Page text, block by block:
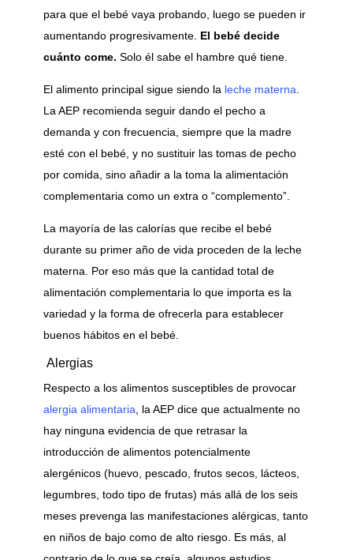
para que el bebé vaya probando, luego se pueden ir
aumentando progresivamente. El bebé decide
cuánto come. Solo él sabe el hambre qué tiene.
El alimento principal sigue siendo la leche materna
La AEP recomienda seguir dando el pecho a
demanda y con frecuencia, siempre que la madre
esté con el bebé, y no sustituir las tomas de pecho
por comida, sino añadir a la toma la alimentación
complementaria como un extra o “complemento”.
La mayoría de las calorías que recibe el bebé
durante su primer año de vida proceden de la leche
materna. Por eso más que la cantidad total de
alimentación complementaria lo que importa es la
variedad y la forma de ofrecerla para establecer
buenos hábitos en el bebé.
Alergias
Respecto a los alimentos susceptibles de provocar
alergia alimentaria , la AEP dice que actualmente no
hay ninguna evidencia de que retrasar la
introducción de alimentos potencialmente
alergénicos (huevo, pescado, frutos secos, lácteos,
legumbres, todo tipo de frutas) más allá de los seis
meses prevenga las manifestaciones alérgicas, tanto
en niños de bajo como de alto riesgo. Es más, al